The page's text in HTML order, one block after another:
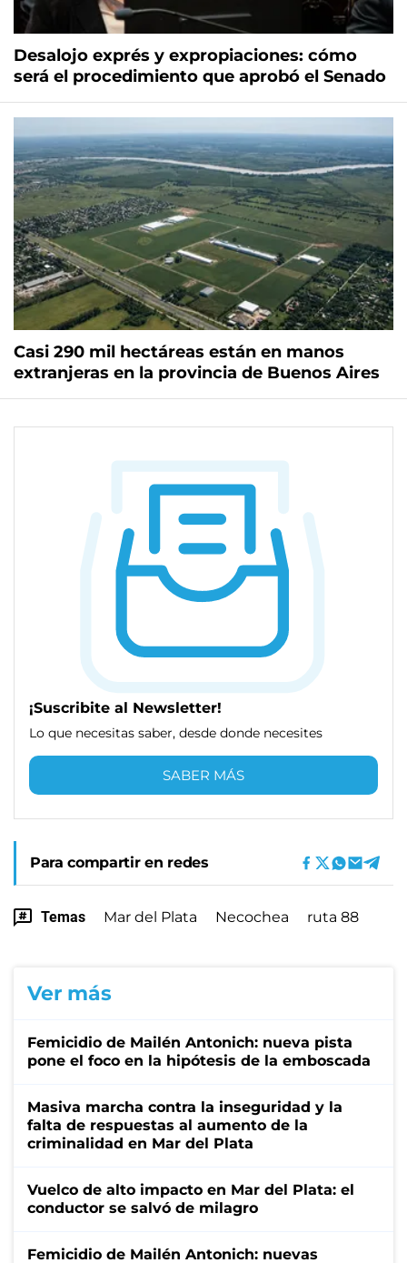
Desalojo exprés y expropiaciones: cómo
será el procedimiento que aprobó el Senado
Casi 290 mil hectáreas están en manos
extranjeras en la provincia de Buenos Aires
¡Suscribite al Newsletter!
Lo que necesitas saber, desde donde necesites
SABER MÁS
Para compartir en redes
Temas Mar del Plata Necochea ruta 88
Ver más
Femicidio de Mailén Antonich: nueva pista
pone el foco en la hipótesis de la emboscada
Masiva marcha contra la inseguridad y la
falta de respuestas al aumento de la
criminalidad en Mar del Plata
Vuelco de alto impacto en Mar del Plata: el
conductor se salvó de milagro
Femicidio de Mailén Antonich: nuevas